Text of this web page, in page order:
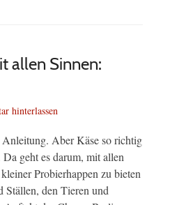
allen Sinnen:
hinterlassen
Aber Käse so richtig
geht es darum, mit allen
Probierhappen zu bieten
Ställen, den Tieren und